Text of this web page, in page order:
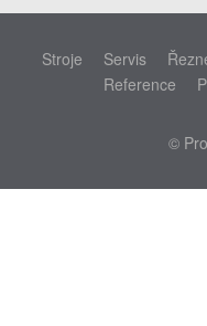
Stroje Servis
Reference
©